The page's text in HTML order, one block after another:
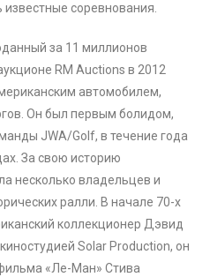
соревнования.
за 11 миллионов
RM Auctions в 2012
автомобилем,
Он был первым болидом,
JWA/Golf, в течение года
За свою историю
несколько владельцев и
ралли. В начале 70-х
коллекционер Дэвид
Solar Production, он
«Ле-Ман» Стива